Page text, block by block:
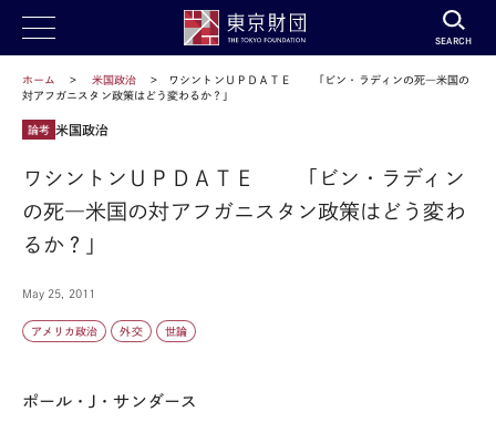
SEARCH
ホーム 米国政治
ワシントンＵＰＤＡＴＥ 「ビン・ラディンの死―米国の
対アフガニスタン政策はどう変わるか？」
論考 米国政治
ワシントンＵＰＤＡＴＥ 「ビン・ラディン
の死―米国の対アフガニスタン政策はどう変わ
るか？」
May 25, 2011
アメリカ政治 外交 世論
ポール・J・サンダース